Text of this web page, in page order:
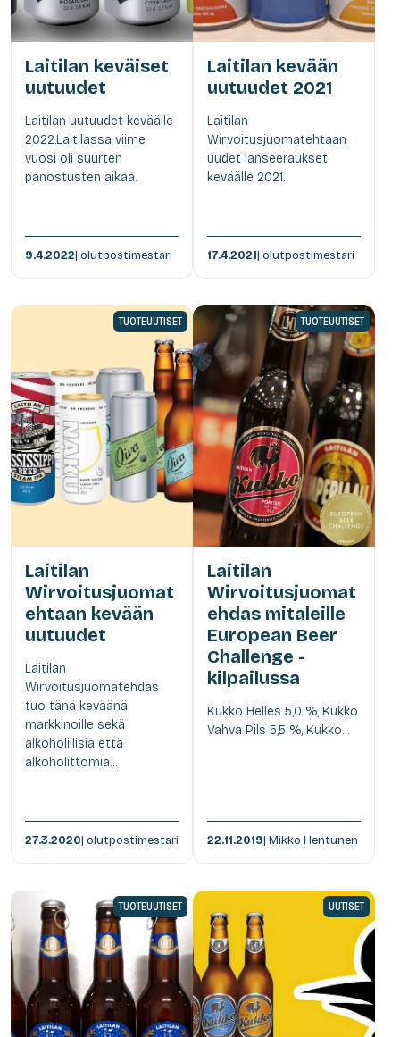
Laitilan keväiset
uutuudet
Laitilan uutuudet keväälle
2022.Laitilassa viime
vuosi oli suurten
panostusten aikaa.
9.4.2022| olutpostimestari
Laitilan kevään
uutuudet 2021
Laitilan
Wirvoitusjuomatehtaan
uudet lanseeraukset
keväälle 2021.
17.4.2021| olutpostimestari
TUOTEUUTISET
Laitilan
Wirvoitusjuomat
ehtaan kevään
uutuudet
Laitilan
Wirvoitusjuomatehdas
tuo tänä keväänä
markkinoille sekä
alkoholillisia että
alkoholittomia...
27.3.2020| olutpostimestari
TUOTEUUTISET
Laitilan
Wirvoitusjuomat
ehdas mitaleille
European Beer
Challenge -
kilpailussa
Kukko Helles 5,0 %, Kukko
Vahva Pils 5,5 %, Kukko...
22.11.2019| Mikko Hentunen
TUOTEUUTISET UUTISET